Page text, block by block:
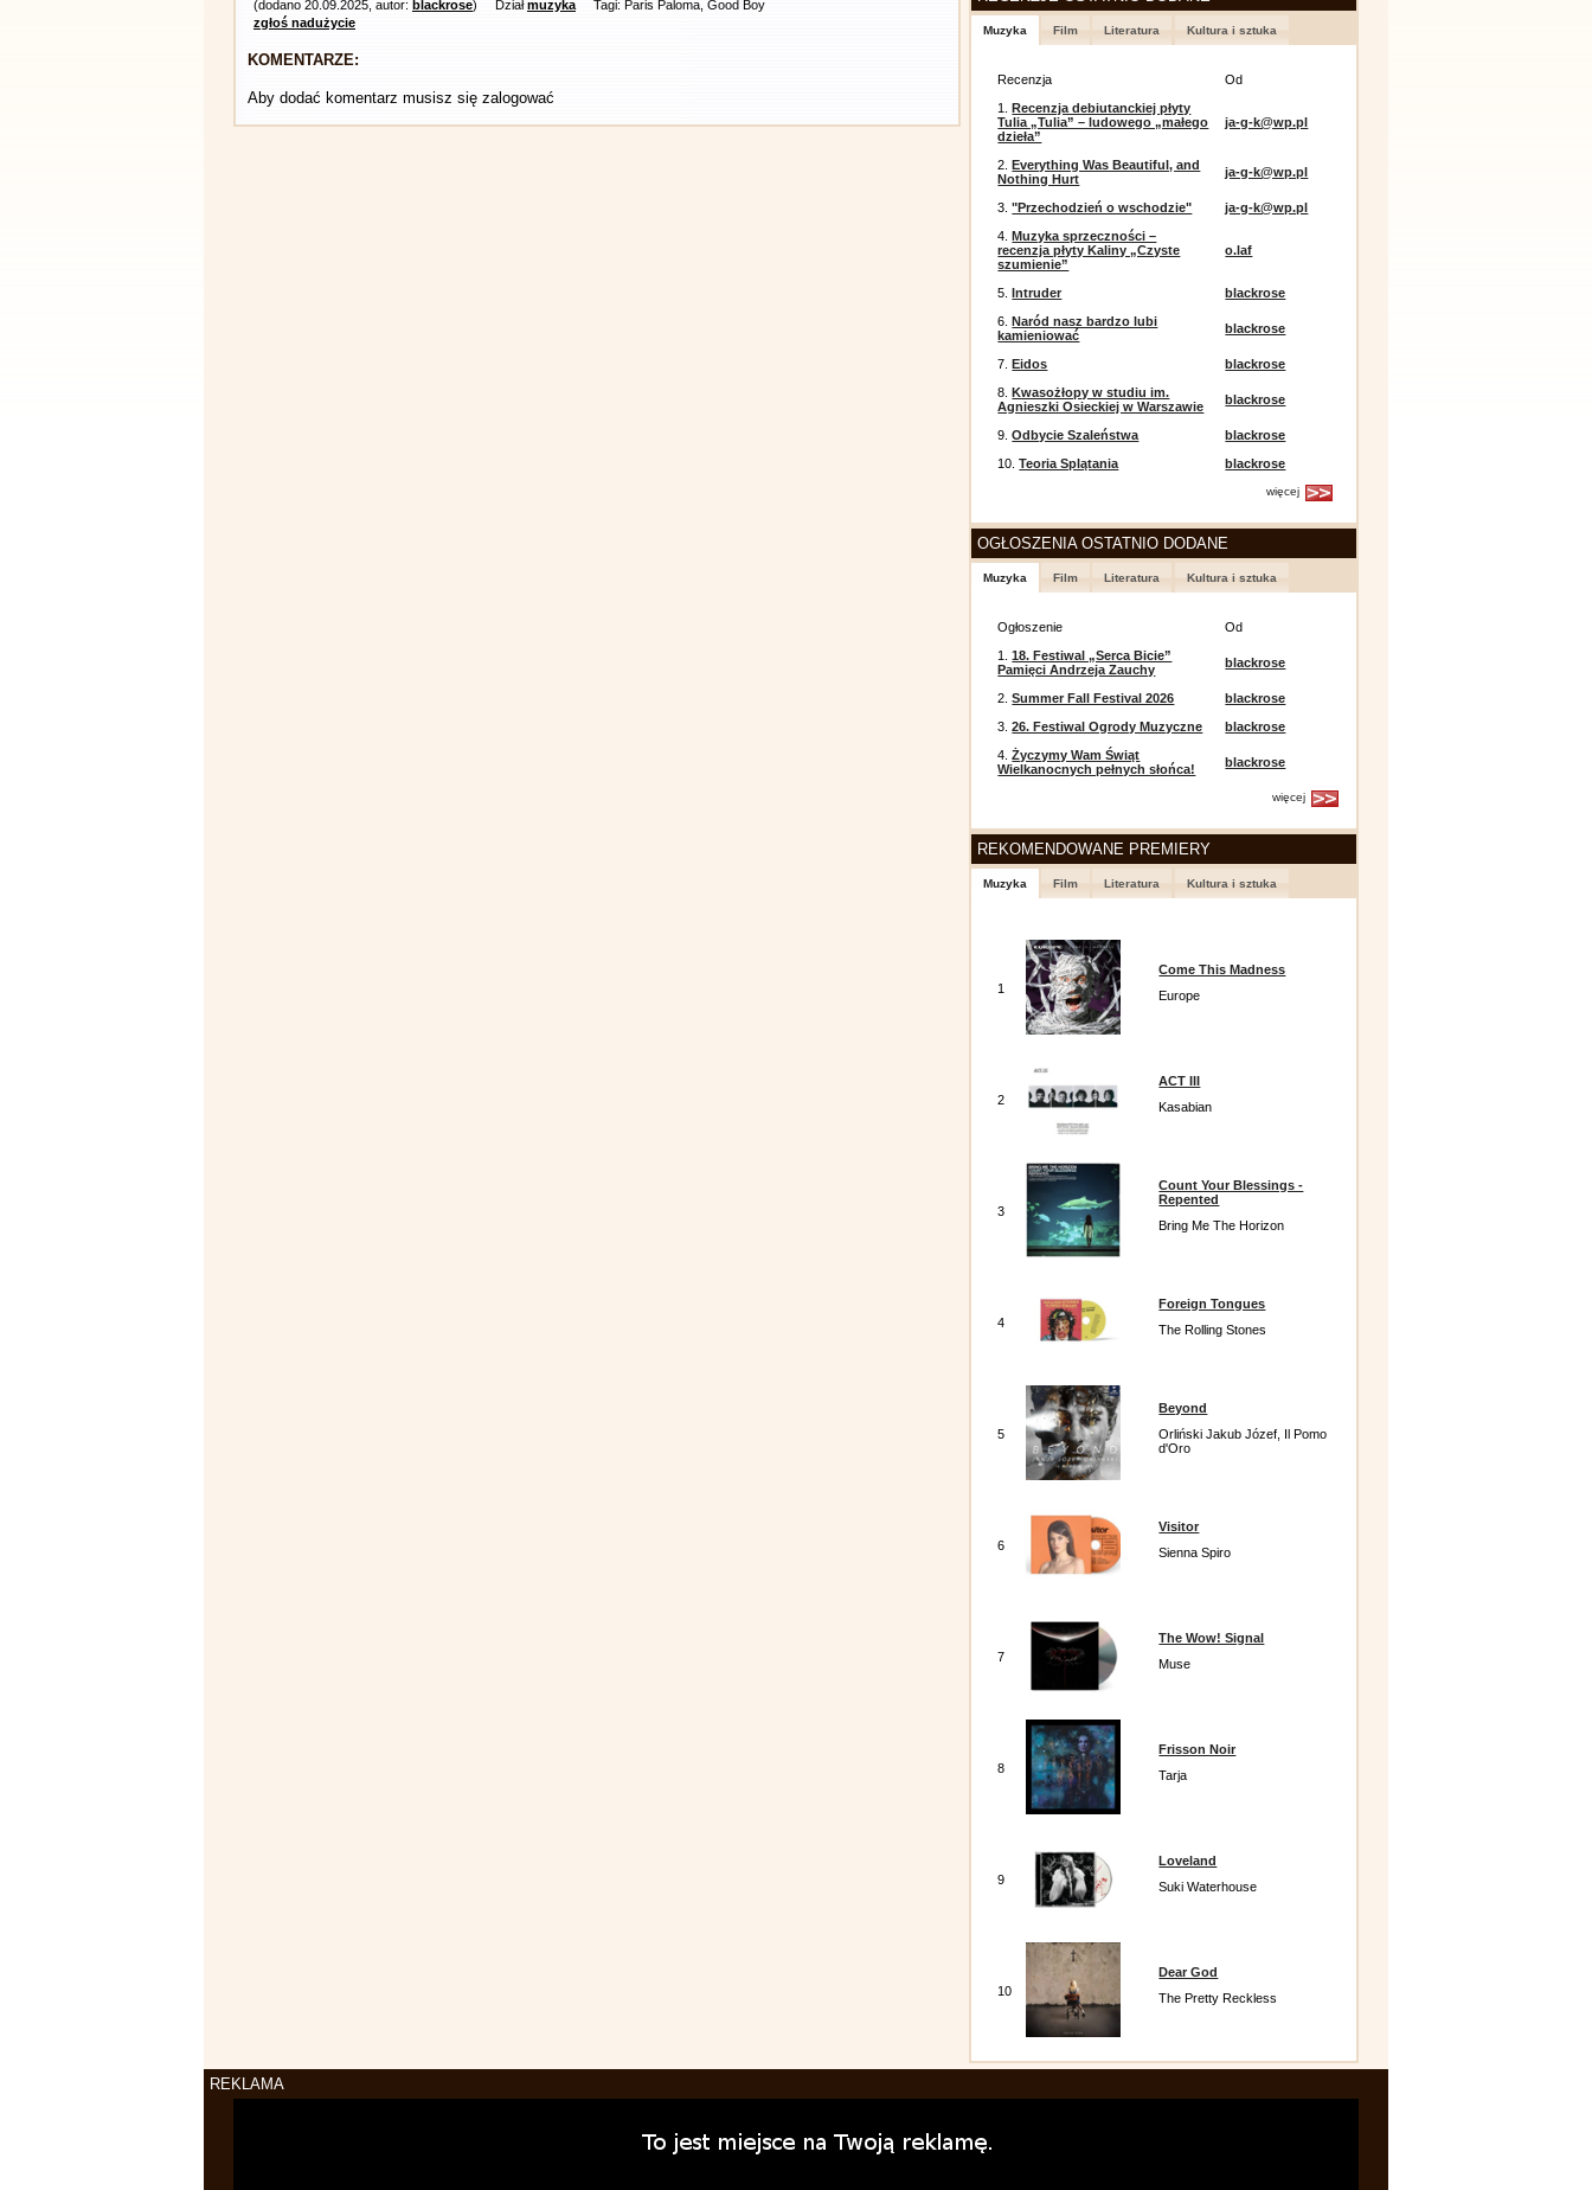
(dodano 20.09.2025, autor: blackrose) Działmuzyka
Tagi: Paris Paloma, Good Boy
zgłoś nadużycie
KOMENTARZE:
Aby dodać komentarz musisz się zalogować
Muzyka Film Literatura Kultura i sztuka
Recenzja
Od
1.Recenzja debiutanckiej płyty
Tulia „Tulia” – ludowego „małego
dzieła”
ja-g-k@wp.pl
2.Everything Was Beautiful, and
Nothing Hurt
ja-g-k@wp.pl
3."Przechodzień o wschodzie"
ja-g-k@wp.pl
4.Muzyka sprzeczności –
recenzja płyty Kaliny „Czyste
szumienie”
o.laf
5.Intruder
blackrose
6.Naród nasz bardzo lubi
kamieniować
blackrose
7.Eidos
blackrose
8.Kwasożłopy w studiu im.
Agnieszki Osieckiej w Warszawie
blackrose
9.Odbycie Szaleństwa
blackrose
10.Teoria Splątania blackrose
więcej
OGŁOSZENIA OSTATNIO DODANE
Muzyka Film Literatura Kultura i sztuka
Ogłoszenie
Od
1.18. Festiwal „Serca Bicie”
Pamięci Andrzeja Zauchy
blackrose
2.Summer Fall Festival 2026
blackrose
3.26. Festiwal Ogrody Muzyczne
blackrose
4.Życzymy Wam Świąt
Wielkanocnych pełnych słońca!
blackrose
więcej
REKOMENDOWANE PREMIERY
Muzyka Film Literatura Kultura i sztuka
1
Come This Madness
Europe
2
ACT III
Kasabian
3
Count Your Blessings -
Repented
Bring Me The Horizon
4
Foreign Tongues
The Rolling Stones
5
Beyond
Orliński Jakub Józef, Il Pomo
d'Oro
6
Visitor
Sienna Spiro
7
The Wow! Signal
Muse
8
Frisson Noir
Tarja
9
Loveland
Suki Waterhouse
10
Dear God
The Pretty Reckless
REKLAMA